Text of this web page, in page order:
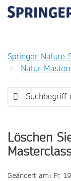
Springer Nature
Natur-
Löschen
Geändert am: Fr,